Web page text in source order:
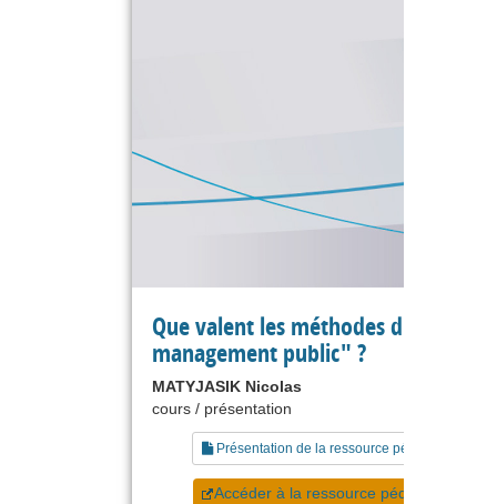
Que valent les méthodes du
management public" ?
MATYJASIK Nicolas
cours / présentation
Présentation de la ressource pédagogique
Accéder à la ressource pédagogique